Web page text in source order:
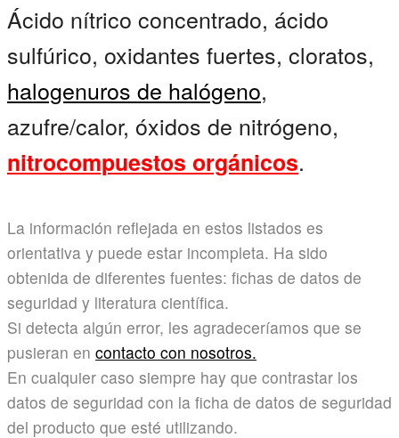
Ácido nítrico concentrado, ácido
sulfúrico, oxidantes fuertes, cloratos,
halogenuros de halógeno,
azufre/calor, óxidos de nitrógeno,
nitrocompuestos orgánicos.
La información reflejada en estos listados es
orientativa y puede estar incompleta. Ha sido
obtenida de diferentes fuentes: fichas de datos de
seguridad y literatura científica.
Si detecta algún error, les agradeceríamos que se
pusieran en contacto con nosotros.
En cualquier caso siempre hay que contrastar los
datos de seguridad con la ficha de datos de seguridad
del producto que esté utilizando.